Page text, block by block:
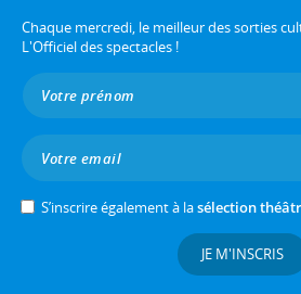
Chaque mercredi, le meilleur des sorties
L'Officiel des spectacles !
S’inscrire également à lasélection
JE M'INSCRIS